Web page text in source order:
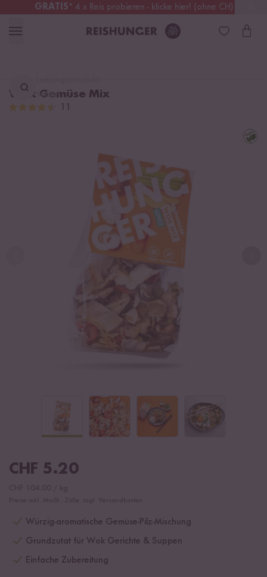
GRATIS* 4 x Reis probieren - klicke hier! (ohne CH)
Schweiz Alle Zölle & Steuern inklusive
finden ...
Wok Gemüse Mix
CHF 5.20
Würzig-aromatische Gemüse-Pilz-Mischung
Grundzutat für Wok Gerichte & Suppen
Einfache Zubereitung